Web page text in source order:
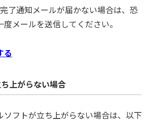
了通知メールが届かない場合は、恐
メールを送信してください。
る
上がらない場合
ソフトが立ち上がらない場合は、以下